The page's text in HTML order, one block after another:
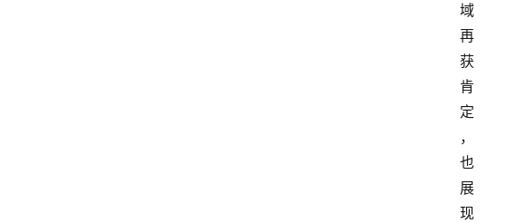
域
再
获
肯
定
，
也
展
现